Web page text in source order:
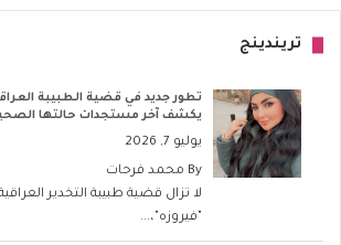
تريندينج
تطور جديد في قضية الطبيبة
يكشف آخر مستجدات حالتها
يوليو 7, 2026
By محمد فرحات
لا تزال قضية طبيبة التخدير
"فيروزه"،...